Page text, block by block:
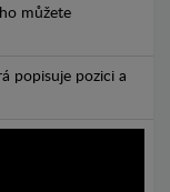
můžete
popisuje pozici a